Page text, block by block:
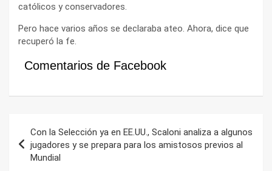
católicos y conservadores.
Pero hace varios años se declaraba ateo. Ahora, dice que
recuperó la fe.
Comentarios de Facebook
de
entradas
Con la Selección ya en EE.UU., Scaloni analiza a algunos
jugadores y se prepara para los amistosos previos al
Mundial